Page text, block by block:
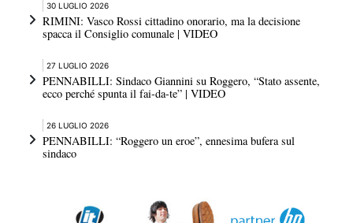
30 LUGLIO 2026
RIMINI: Vasco Rossi cittadino onorario, ma la decisione
spacca il Consiglio comunale | VIDEO
27 LUGLIO 2026
PENNABILLI: Sindaco Giannini su Roggero, “Stato assente,
ecco perché spunta il fai-da-te” | VIDEO
26 LUGLIO 2026
PENNABILLI: “Roggero un eroe”, ennesima bufera sul
sindaco